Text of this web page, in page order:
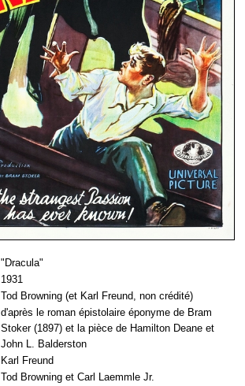
"Dracula"
1931
Tod Browning (et Karl Freund, non crédité)
d'après le roman épistolaire éponyme de Bram
Stoker (1897) et la pièce de Hamilton Deane et
John L. Balderston
Karl Freund
Tod Browning et Carl Laemmle Jr.